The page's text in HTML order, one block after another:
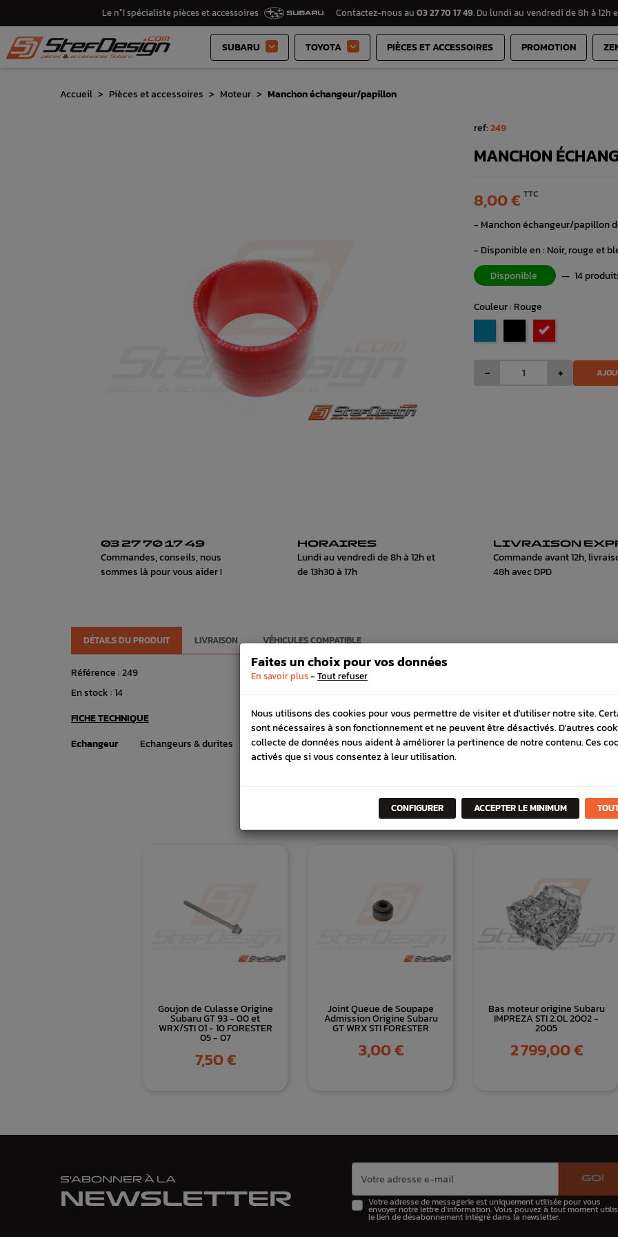
Le n°1 spécialiste pièces et accessoires Contactez-nous au 03 27 70 17 49. Du lundi au vendredi de 8h à 12h
SUBARU  TOYOTA  PIÈCES ET ACCESSOIRES PROMOTION
Accueil Pièces et accessoires Moteur Manchon échangeur/papillon
ref:249
MANCHON
8,00 € TTC
- Manchon échangeur/papillon
- Disponible en : Noir, rouge et
Disponible
— 14
Couleur : Rouge
Rouge
- +
03 27 70 17 49
Commandes, conseils, nous
sommes là pour vous aider !
HORAIRES
Lundi au vendredi de 8h à 12h et
de 13h30 à 17h
LIVRAISON
Commande avant 12h,
48h avec DPD
DÉTAILS DU PRODUIT LIVRAISON VÉHICULES COMPATIBLE
Référence :249
En stock :14
FICHE TECHNIQUE
Echangeur
Echangeurs & durites
LA MÊME
Goujon de Culasse Origine
Subaru GT 93 - 00 et
WRX/STI 01 - 10 FORESTER
05 - 07
Prix
7,50 €
Joint Queue de Soupape
Admission Origine Subaru
GT WRX STI FORESTER
Prix
3,00 €
Bas moteur origine Subaru
IMPREZA STI 2.0L 2002 -
2005
Prix
2 799,00 €
S'ABONNER À LA
NEWSLETTER
GO!
Votre adresse de messagerie est uniquement utilisée pour vous
envoyer notre lettre d'information. Vous pouvez à tout moment
le lien de désabonnement intégré dans la newsletter.
Faites un choix pour vos données
En savoir plus- Tout refuser
Nous utilisons des cookies pour vous permettre de visiter et d'utiliser notre site.
sont nécessaires à son fonctionnement et ne peuvent être désactivés. D'autres
collecte de données nous aident à améliorer la pertinence de notre contenu. Ces
activés que si vous consentez à leur utilisation.
CONFIGURER ACCEPTER LE MINIMUM